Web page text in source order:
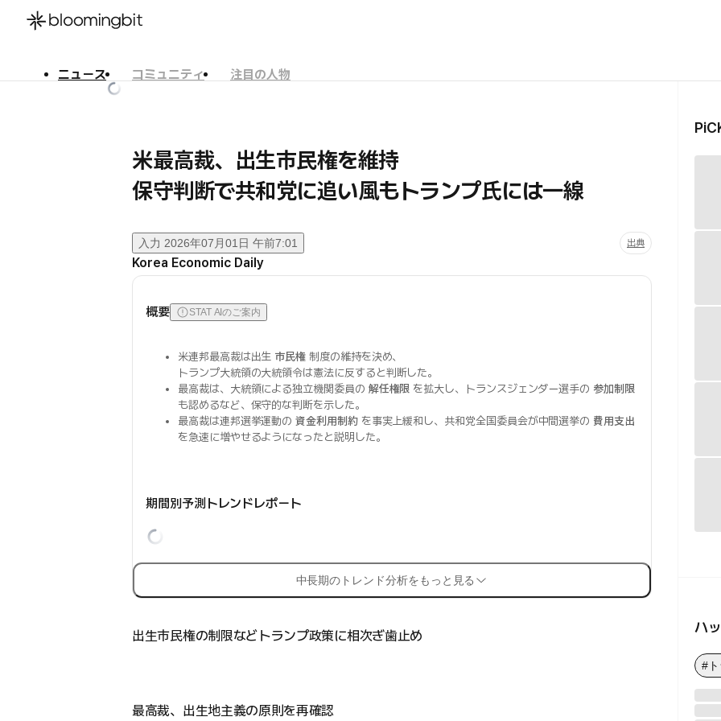
ニュース コミュニティ
注目の人物
米最高裁、出生市民権を維持
保守判断で共和党に追い風もトランプ氏には一線
入力 2026年07月01日 午前7:01 出典
Korea Economic Daily
概要 STAT AIのご案内
米連邦最高裁は出生 市民権 制度の維持を決め、
トランプ大統領の大統領令は憲法に反すると判断した。
最高裁は、大統領による独立機関委員の 解任権限 を拡大し、トランスジェンダー選手の 参加制限
も認めるなど、保守的な判断を示した。
最高裁は連邦選挙運動の資金利用制約を事実上緩和し、共和党全国委員会が中間選挙の 費用支出
を急速に増やせるようになったと説明した。
期間別予測トレンドレポート
中長期のトレンド分析をもっと見る
出生市民権の制限などトランプ政策に相次ぎ歯止め
最高裁、出生地主義の原則を再確認
ハ
#